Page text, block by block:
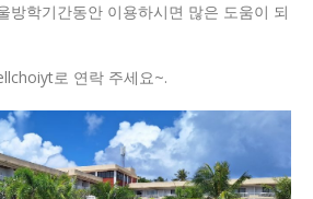
방학기간동안 이용하시면 많은 도움이 되
로 연락 주세요~.